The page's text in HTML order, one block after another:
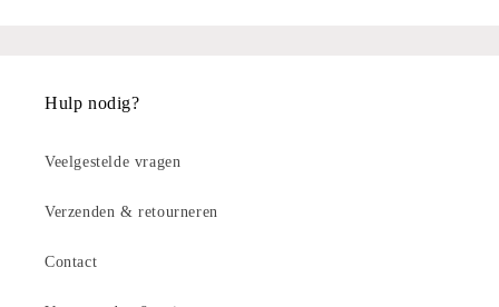
Hulp nodig?
Veelgestelde vragen
Verzenden & retourneren
Contact